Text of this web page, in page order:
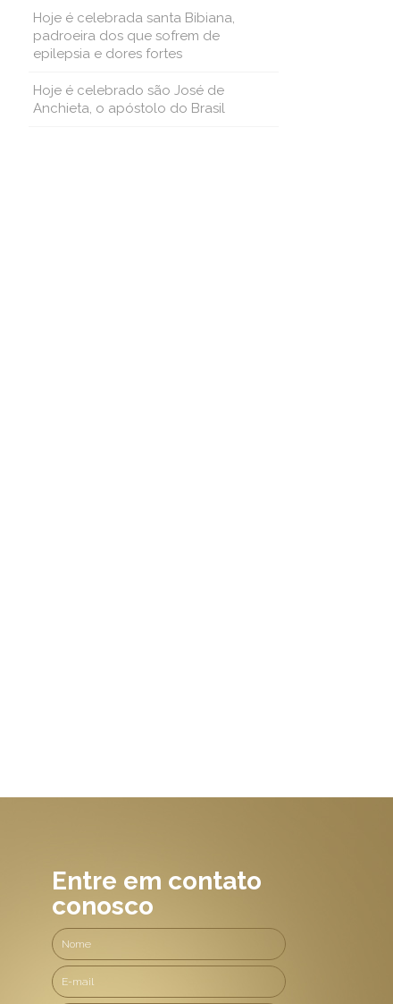
Hoje é celebrada santa Bibiana,
padroeira dos que sofrem de
epilepsia e dores fortes
Hoje é celebrado são José de
Anchieta, o apóstolo do Brasil
Entre em contato
conosco